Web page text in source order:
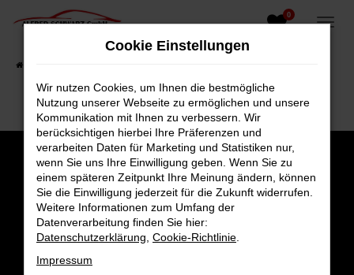
Zum
0
Cookie Einstellungen
Wir nutzen Cookies, um Ihnen die bestmögliche
Nutzung unserer Webseite zu ermöglichen und unsere
Kommunikation mit Ihnen zu verbessern. Wir
berücksichtigen hierbei Ihre Präferenzen und
verarbeiten Daten für Marketing und Statistiken nur,
wenn Sie uns Ihre Einwilligung geben. Wenn Sie zu
einem späteren Zeitpunkt Ihre Meinung ändern, können
Sie die Einwilligung jederzeit für die Zukunft widerrufen.
Weitere Informationen zum Umfang der
Datenverarbeitung finden Sie hier:
Datenschutzerklärung Cookie-Richtlinie
Impressum